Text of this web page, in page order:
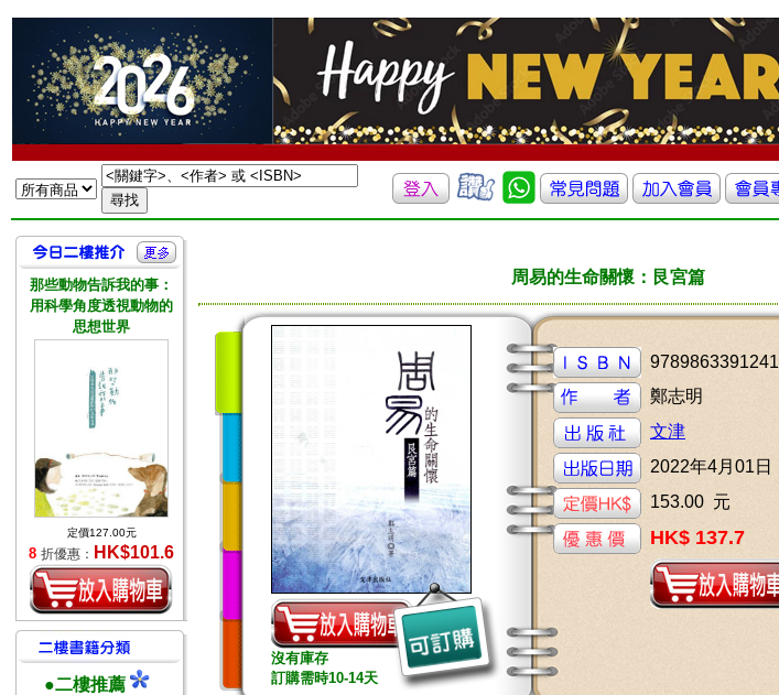
那些動物告訴我的事：
用科學角度透視動物的
思想世界
定價127.00元
8 折優惠： HK$101.6
●二樓推薦
周易的生命關懷：艮宮篇
沒有庫存
訂購需時10-14天
9789863391241
鄭志明
文津
2022年4月01日
153.00 元
HK$ 137.7